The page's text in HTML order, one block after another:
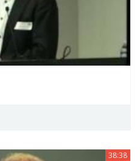
38:38